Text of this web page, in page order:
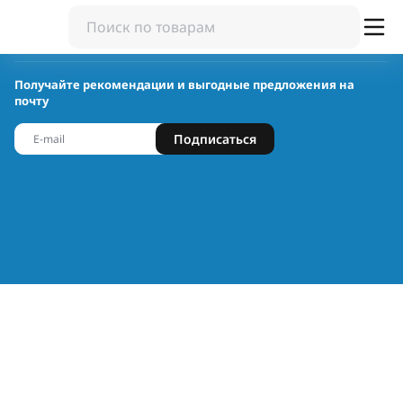
Получайте рекомендации и выгодные предложения на
почту
Подписаться